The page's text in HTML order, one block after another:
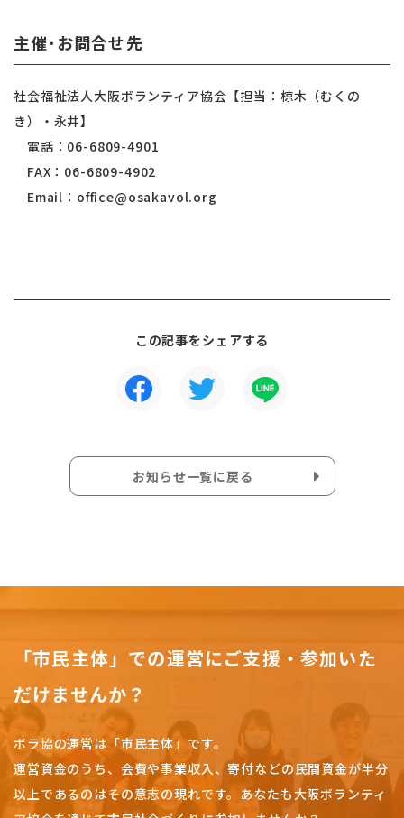
主催･お問合せ先
社会福祉法人大阪ボランティア協会【担当：椋木（むくの
き）・永井】
電話：06-6809-4901
FAX：06-6809-4902
Email：office@osakavol.org
この記事をシェアする
お知らせ一覧に戻る
「市民主体」での運営にご支援・参加いた
だけませんか？
ボラ協の運営は「市民主体」です。
運営資金のうち、会費や事業収入、寄付などの民間資金が半分
以上であるのはその意志の現れです。 あなたも大阪ボランティ